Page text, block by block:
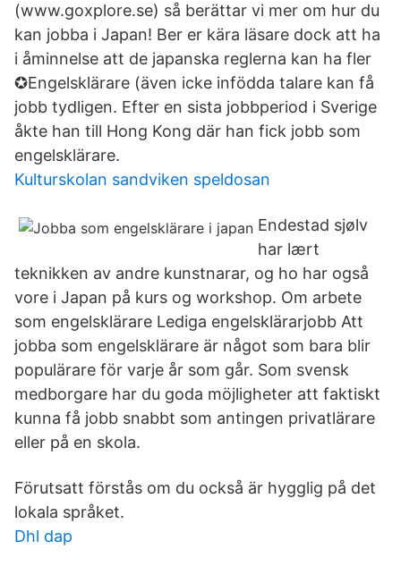
(www.goxplore.se) så berättar vi mer om hur du
kan jobba i Japan! Ber er kära läsare dock att ha
i åminnelse att de japanska reglerna kan ha fler
✪Engelsklärare (även icke infödda talare kan få
jobb tydligen. Efter en sista jobbperiod i Sverige
åkte han till Hong Kong där han fick jobb som
engelsklärare.
Kulturskolan sandviken speldosan
Endestad sjølv
har lært
teknikken av andre kunstnarar, og ho har også
vore i Japan på kurs og workshop. Om arbete
som engelsklärare Lediga engelsklärarjobb Att
jobba som engelsklärare är något som bara blir
populärare för varje år som går. Som svensk
medborgare har du goda möjligheter att faktiskt
kunna få jobb snabbt som antingen privatlärare
eller på en skola.
Förutsatt förstås om du också är hygglig på det
lokala språket.
Dhl dap